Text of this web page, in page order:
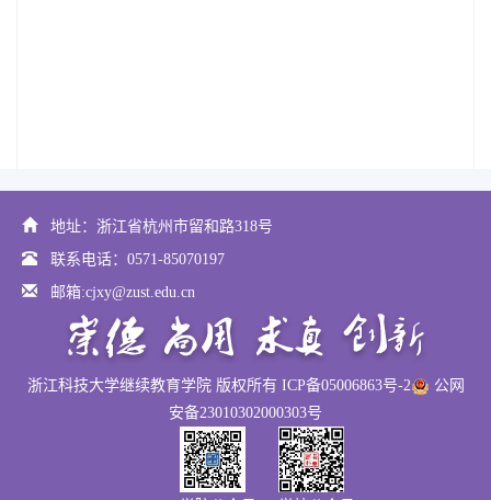
地址：浙江省杭州市留和路318号
联系电话：0571-85070197
邮箱:cjxy@zust.edu.cn
浙江科技大学继续教育学院 版权所有 ICP备05006863号-2
公网
安备23010302000303号